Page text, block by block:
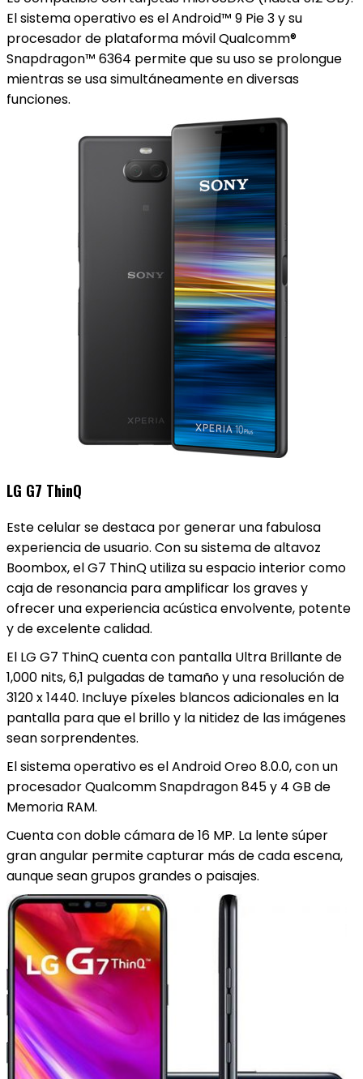
El sistema operativo es el Android™ 9 Pie 3 y su
procesador de plataforma móvil Qualcomm®
Snapdragon™ 6364 permite que su uso se prolongue
mientras se usa simultáneamente en diversas
funciones.
LG G7 ThinQ
Este celular se destaca por generar una fabulosa
experiencia de usuario. Con su sistema de altavoz
Boombox, el G7 ThinQ utiliza su espacio interior como
caja de resonancia para amplificar los graves y
ofrecer una experiencia acústica envolvente, potente
y de excelente calidad.
El LG G7 ThinQ cuenta con pantalla Ultra Brillante de
1,000 nits, 6,1 pulgadas de tamaño y una resolución de
3120 x 1440. Incluye píxeles blancos adicionales en la
pantalla para que el brillo y la nitidez de las imágenes
sean sorprendentes.
El sistema operativo es el Android Oreo 8.0.0, con un
procesador Qualcomm Snapdragon 845 y 4 GB de
Memoria RAM.
Cuenta con doble cámara de 16 MP. La lente súper
gran angular permite capturar más de cada escena,
aunque sean grupos grandes o paisajes.